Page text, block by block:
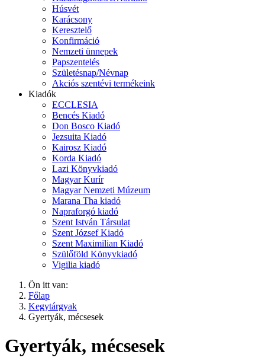
Húsvét
Karácsony
Keresztelő
Konfirmáció
Nemzeti ünnepek
Papszentelés
Születésnap/Névnap
Akciós szentévi termékeink
Kiadók
ECCLESIA
Bencés Kiadó
Don Bosco Kiadó
Jezsuita Kiadó
Kairosz Kiadó
Korda Kiadó
Lazi Könyvkiadó
Magyar Kurír
Magyar Nemzeti Múzeum
Marana Tha kiadó
Napraforgó kiadó
Szent István Társulat
Szent József Kiadó
Szent Maximilian Kiadó
Szülőföld Könyvkiadó
Vigilia kiadó
Ön itt van:
Főlap
Kegytárgyak
Gyertyák, mécsesek
Gyertyák, mécsesek